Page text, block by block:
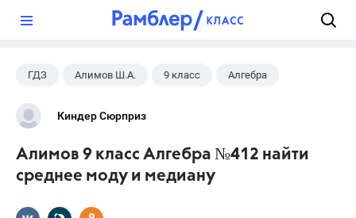
ГДЗ Алимов Ш.А. 9 класс Алгебра
Киндер Сюрприз
Алимов 9 класс Алгебра №412 найти
среднее моду и медиану